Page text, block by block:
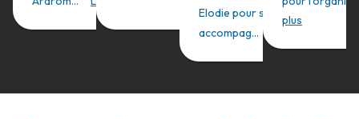
Elodie pour son
accompag... ”
plus